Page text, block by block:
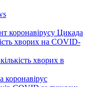
коронавірусу Цикада
хворих на COVID-
хворих в
коронавірус